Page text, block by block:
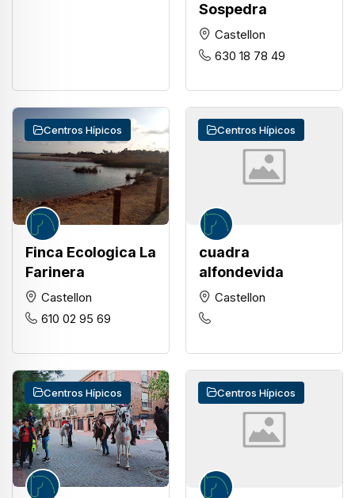
Sospedra
Castellon
630 18 78 49
Finca Ecologica La
Farinera
Centros Hípicos
Castellon
610 02 95 69
cuadra
alfondevida
Centros Hípicos
Castellon
Centros Hípicos Centros Hípicos